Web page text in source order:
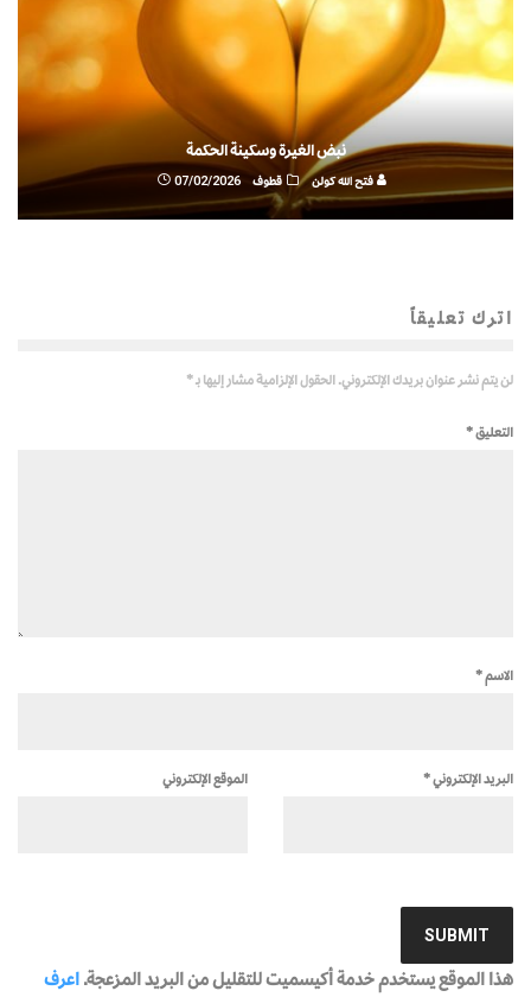
نبض الغيرة وسكينة الحكمة
فتح الله كولن قطوف 07/02/2026
اترك تعليقاً
لن يتم نشر عنوان بريدك الإلكتروني. الحقول الإلزامية مشار إليها بـ*
التعليق*
الاسم*
البريد الإلكتروني* الموقع الإلكتروني
هذا الموقع يستخدم خدمة أكيسميت للتقليل من البريد المزعجة. اعرف